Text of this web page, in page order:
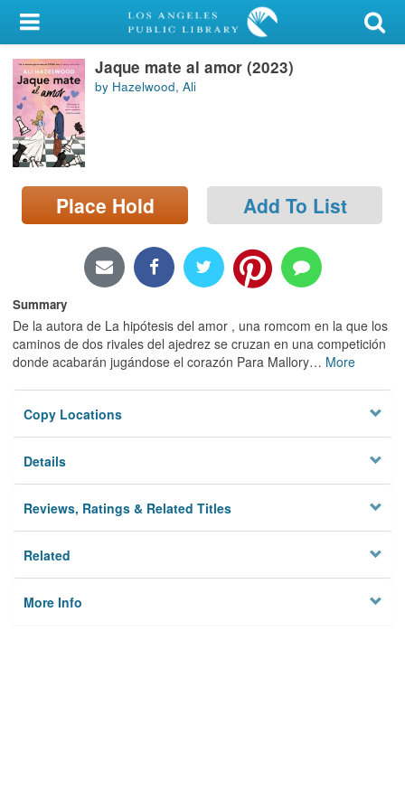
My Account
Library Card
Sign In
Search
Locations/Hours (external
page)
Jaque mate al amor (2023)
by Hazelwood, Ali
Place Hold Add To List
Summary
De la autora de La hipótesis del amor , una romcom en la que los
caminos de dos rivales del ajedrez se cruzan en una competición
donde acabarán jugándose el corazón Para Mallory… More
Copy Locations
Details
Reviews, Ratings & Related Titles
Related
More Info